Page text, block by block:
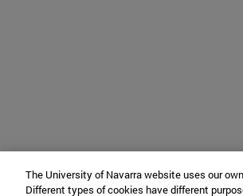
The University of Navarra website uses our
Different types of cookies have different